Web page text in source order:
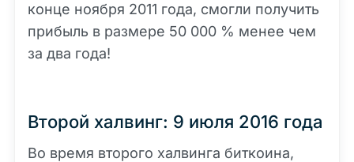
конце ноября 2011 года, смогли получить
прибыль в размере 50 000 % менее чем
за два года!
Второй халвинг: 9 июля 2016 года
Во время второго халвинга биткоина,